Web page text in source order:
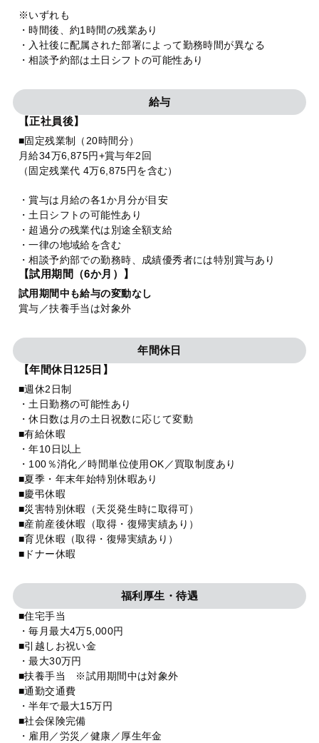
※いずれも
・時間後、約1時間の残業あり
・入社後に配属された部署によって勤務時間が異なる
・相談予約部は土日シフトの可能性あり
給与
【正社員後】
■固定残業制（20時間分）
月給34万6,875円+賞与年2回
（固定残業代 4万6,875円を含む）
・賞与は月給の各1か月分が目安
・土日シフトの可能性あり
・超過分の残業代は別途全額支給
・一律の地域給を含む
・相談予約部での勤務時、成績優秀者には特別賞与あり
【試用期間（6か月）】
試用期間中も給与の変動なし
賞与／扶養手当は対象外
年間休日
【年間休日125日】
■週休2日制
・土日勤務の可能性あり
・休日数は月の土日祝数に応じて変動
■有給休暇
・年10日以上
・100％消化／時間単位使用OK／買取制度あり
■夏季・年末年始特別休暇あり
■慶弔休暇
■災害特別休暇（天災発生時に取得可）
■産前産後休暇（取得・復帰実績あり）
■育児休暇（取得・復帰実績あり）
■ドナー休暇
福利厚生・待遇
■住宅手当
・毎月最大4万5,000円
■引越しお祝い金
・最大30万円
■扶養手当 ※試用期間中は対象外
■通勤交通費
・半年で最大15万円
■社会保険完備
・雇用／労災／健康／厚生年金